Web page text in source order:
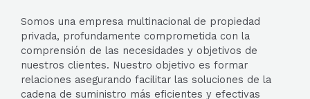
Somos una empresa multinacional de propiedad
privada, profundamente comprometida con la
comprensión de las necesidades y objetivos de
nuestros clientes. Nuestro objetivo es formar
relaciones asegurando facilitar las soluciones de la
cadena de suministro más eficientes y efectivas